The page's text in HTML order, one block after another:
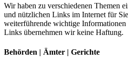
Wir haben zu verschiedenen Themen
und nützlichen Links im Internet für
weiterführende wichtige
Links übernehmen wir keine Haftung.
Behörden | Ämter | Gerichte